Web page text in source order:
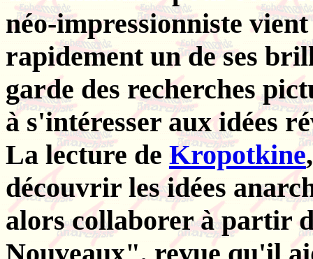
néo-impressionniste
rapidement un de ses
garde des recherches
à s'intéresser aux idées
La lecture de Kropotkine
découvrir les idées
alors collaborer à partir